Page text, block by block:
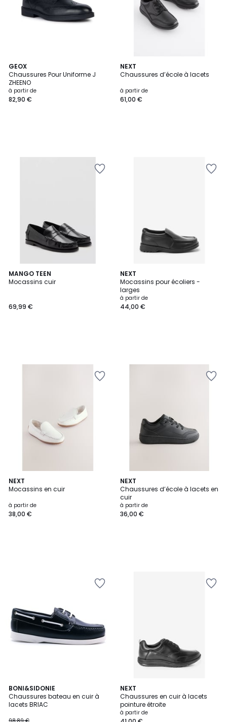
GEOX
Chaussures Pour Uniforme J
ZHEENO
à partir de
82,90 €
NEXT
Chaussures d’école à lacets
à partir de
61,00 €
MANGO TEEN
Mocassins cuir
69,99 €
NEXT
Mocassins pour écoliers -
larges
à partir de
44,00 €
NEXT
Mocassins en cuir
à partir de
38,00 €
NEXT
Chaussures d’école à lacets en
cuir
à partir de
36,00 €
BONI&SIDONIE
Chaussures bateau en cuir à
lacets BRIAC
NEXT
Chaussures en cuir à lacets
pointure étroite
à partir de